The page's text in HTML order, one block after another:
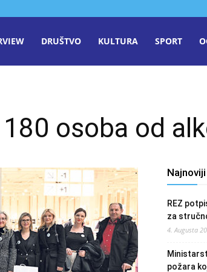
DRUŠTVO KULTURA SPORT
osoba od
REZ
za
4. Augusta
požara